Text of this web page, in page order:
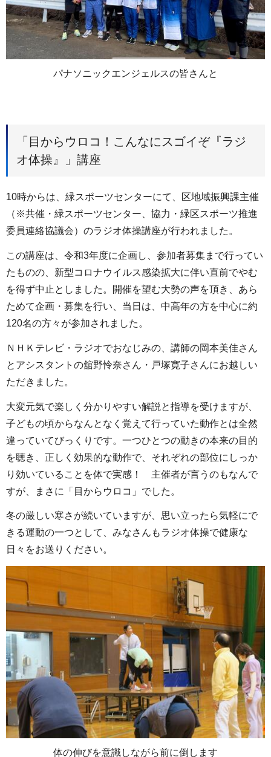
パナソニックエンジェルスの皆さんと
「目からウロコ！こんなにスゴイぞ『ラジ
オ体操』」講座
10時からは、緑スポーツセンターにて、区地域振興課主催
（※共催・緑スポーツセンター、協力・緑区スポーツ推進
委員連絡協議会）のラジオ体操講座が行われました。
この講座は、令和3年度に企画し、参加者募集まで行ってい
たものの、新型コロナウイルス感染拡大に伴い直前でやむ
を得ず中止としました。開催を望む大勢の声を頂き、あら
ためて企画・募集を行い、当日は、中高年の方を中心に約
120名の方々が参加されました。
ＮＨＫテレビ・ラジオでおなじみの、講師の岡本美佳さん
とアシスタントの舘野怜奈さん・戸塚寛子さんにお越しい
ただきました。
大変元気で楽しく分かりやすい解説と指導を受けますが、
子どもの頃からなんとなく覚えて行っていた動作とは全然
違っていてびっくりです。一つひとつの動きの本来の目的
を聴き、正しく効果的な動作で、それぞれの部位にしっか
り効いていることを体で実感！ 主催者が言うのもなんで
すが、まさに「目からウロコ」でした。
冬の厳しい寒さが続いていますが、思い立ったら気軽にで
きる運動の一つとして、みなさんもラジオ体操で健康な
日々をお送りください。
体の伸びを意識しながら前に倒します